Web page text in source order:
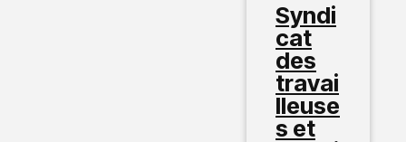
Syndi
cat
des
travai
lleuse
s et